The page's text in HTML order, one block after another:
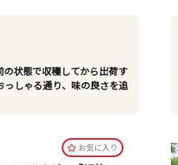
の状態で収穫してから出荷す
しゃる通り、味の良さを追
お気に⼊り